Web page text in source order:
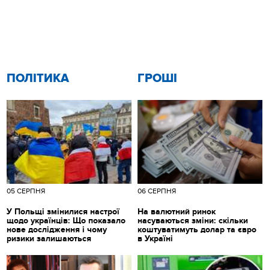
ПОЛІТИКА
05 СЕРПНЯ
У Польщі змінилися настрої
щодо українців: Що показало
нове дослідження і чому
ризики залишаються
ГРОШІ
06 СЕРПНЯ
На валютний ринок
насуваються зміни: скільки
коштуватимуть долар та євро
в Україні